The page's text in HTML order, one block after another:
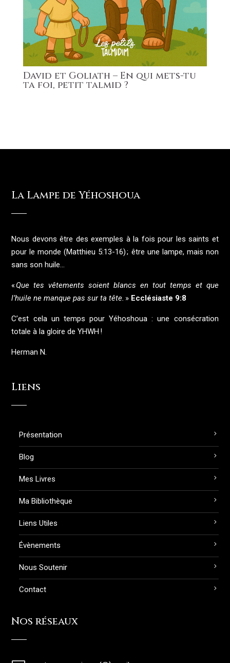
David et Goliath – En qui mets-tu
ta foi, petit talmid ?
La Lampe de Yéhoshoua
Nous devons être des exemples à la fois pour les saints et
pour le monde (Matthieu 5:13-16) ; être une lampe, mais non
sans son huile…
«Que tes vêtements soient blancs en tout temps et que
l’huile ne manque pas sur ta tête. » Ecclésiaste 9:8
C’est cela un temps pour Yéhoshoua : une consécration
totale à la gloire de YHWH !
Herman N.
Liens
Présentation
Blog
Mes Livres
Ma Bibliothèque
Liens Utiles
Évènements
Nous Soutenir
Contact
Nos réseaux